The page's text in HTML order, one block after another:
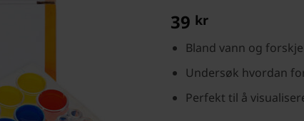
av 5 basert
på
kundevurdering
39 kr
Bland vann og
Undersøk hvordan
Perfekt til å